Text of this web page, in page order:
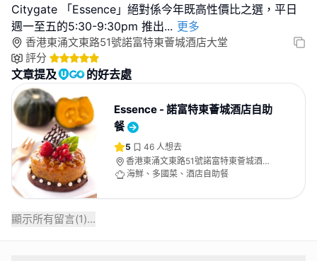
Citygate 「Essence」絕對係今年既高性價比之選，平日
週一至五的5:30-9:30pm 推出... 更多
香港東涌文東路51號諾富特東薈城酒店大堂
評分
文章提及 的好去處
Essence - 諾富特東薈城酒店自助
餐
5 46 人想去
香港東涌文東路51號諾富特東薈城酒店
大堂
海鮮、多國菜、酒店自助餐
顯示所有留言(1)...